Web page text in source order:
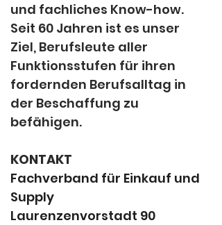
und fachliches Know-how.
Seit 60 Jahren ist es unser
Ziel, Berufsleute aller
Funktionsstufen für ihren
fordernden Berufsalltag in
der Beschaffung zu
befähigen.
KONTAKT
Fachverband für Einkauf und
Supply
Laurenzenvorstadt 90